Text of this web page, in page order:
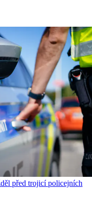
před trojicí policejních